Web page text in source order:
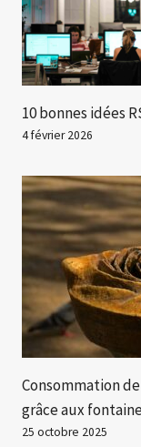
10 bonnes idées
4 février 2026
Consommation
grâce aux
25 octobre 2025